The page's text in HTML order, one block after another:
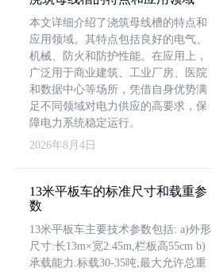
本文详细介绍了浇筑母线槽的特点和
应用领域。其特点包括良好的电气、
机械、防火和防护性能。在应用上，
广泛用于商业建筑、工业厂房、医院
和数据中心等场所，凭借自身优势满
足不同领域对电力供应的高要求，保
障电力系统稳定运行。
2026年8月4日
13米平板车的标准尺寸和载重参
数
13米平板车主要技术参数包括: a)外形
尺寸:长13m×宽2.45m,栏板高55cm b)
承载能力:标载30-35吨,最大允许总重